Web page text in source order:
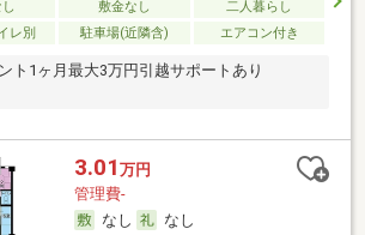
敷金なし
二人暮らし
レ別
駐車場(近隣含) エアコン付き
ト1ヶ月最大3万円引越サポートあり
3.01 万円
管理費-
なし
なし